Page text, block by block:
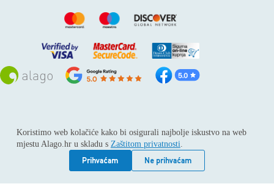
Koristimo web kolačiće kako bi osigurali najbolje iskustvo na web
mjestu Alago.hr u skladu s Zaštitom privatnosti.
Prihvaćam
Ne prihvaćam
Sva prava pridržana © 2026
Alago
ALAGO d.o.o. trgovina, usluge i zastupanje stranih tvrtki /
Adresa: Horvati 112, 10436 Rakov potok / Telefon: +385 1
6539 392 / E-mail: kontakt@alago.hr / Podaci o subjektu:
Subjekt je upisan kod Trgovačkog suda u Zagrebu pod
reg.uloškom broj 1-53420. / MBS: 080046630 / OIB: